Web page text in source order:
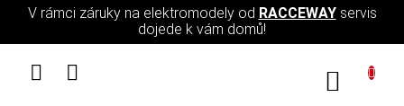
Přejít na obsah
V rámci záruky na elektromodely od RACCEWAYservis
dojede k vám domů!